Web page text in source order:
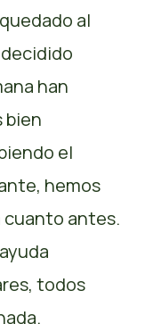
al
han
bien
el
hemos
cuanto antes.
todos